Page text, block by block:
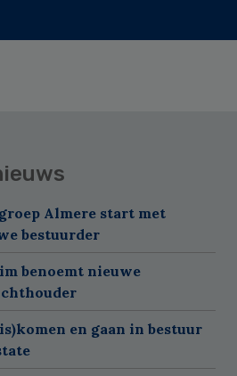
Almere start met
bestuurder
benoemt nieuwe
en gaan in bestuur